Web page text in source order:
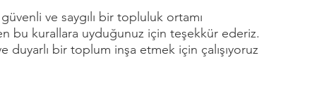
ve saygılı bir topluluk ortamı
bu kurallara uyduğunuz için teşekkür ederiz.
bir toplum inşa etmek için çalışıyoruz